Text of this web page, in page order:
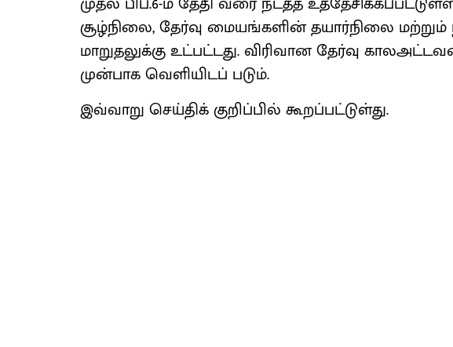
சூழ்நிலை, தேர்வு மையங்களின் தயார்நிலை மற்றும்
மாறுதலுக்கு உட்பட்டது. விரிவான தேர்வு
முன்பாக வெளியிடப் படும்.
இவ்வாறு செய்திக் குறிப்பில் கூறப்பட்டுள்து.